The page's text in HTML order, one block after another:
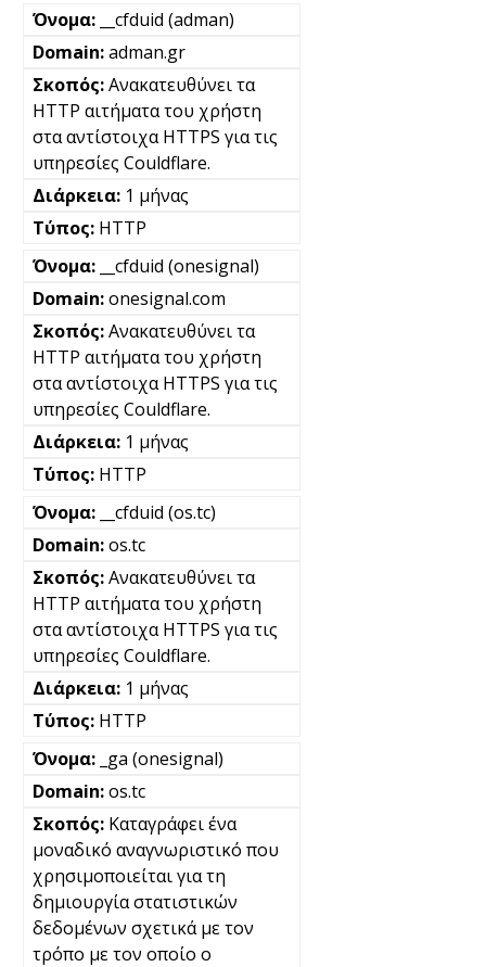
__cfduid (adman)
adman.gr
Ανακατευθύνει τα
HTTP αιτήματα του χρήστη
στα αντίστοιχα HTTPS για τις
υπηρεσίες Couldflare.
1 μήνας
HTTP
__cfduid (onesignal)
onesignal.com
Ανακατευθύνει τα
HTTP αιτήματα του χρήστη
στα αντίστοιχα HTTPS για τις
υπηρεσίες Couldflare.
1 μήνας
HTTP
__cfduid (os.tc)
os.tc
Ανακατευθύνει τα
HTTP αιτήματα του χρήστη
στα αντίστοιχα HTTPS για τις
υπηρεσίες Couldflare.
1 μήνας
HTTP
_ga (onesignal)
os.tc
Καταγράφει ένα
μοναδικό αναγνωριστικό που
χρησιμοποιείται για τη
δημιουργία στατιστικών
δεδομένων σχετικά με τον
τρόπο με τον οποίο ο